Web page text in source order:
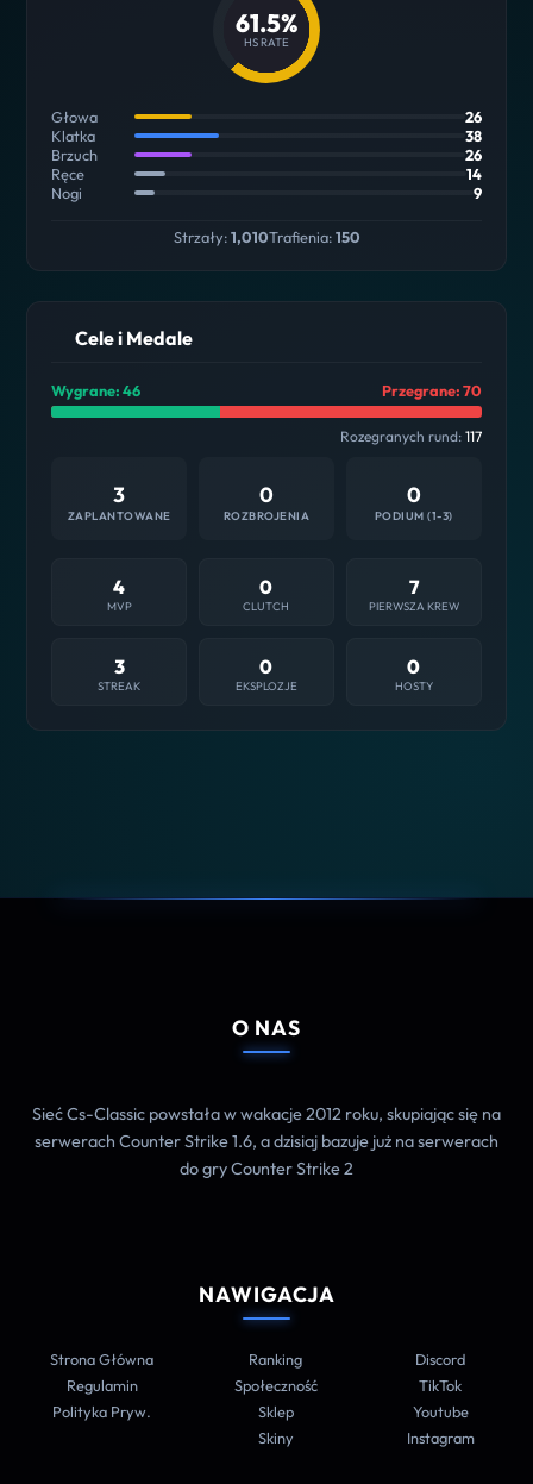
61.5%
HS RATE
Głowa
26
Klatka
38
Brzuch
26
Ręce
14
Nogi
9
Strzały:1,010Trafienia:150
Cele i Medale
Wygrane: 46 Przegrane: 70
Rozegranych rund: 117
3
ZAPLANTOWANE
0
ROZBROJENIA
0
PODIUM (1-3)
4
MVP
0
CLUTCH
7
PIERWSZA KREW
3
STREAK
0
EKSPLOZJE
0
HOSTY
O NAS
Sieć Cs-Classic powstała w wakacje 2012 roku, skupiając się na
serwerach Counter Strike 1.6, a dzisiaj bazuje już na serwerach
do gry Counter Strike 2
NAWIGACJA
Strona Główna
Regulamin
Polityka Pryw.
Ranking
Społeczność
Sklep
Skiny
Discord
TikTok
Youtube
Instagram